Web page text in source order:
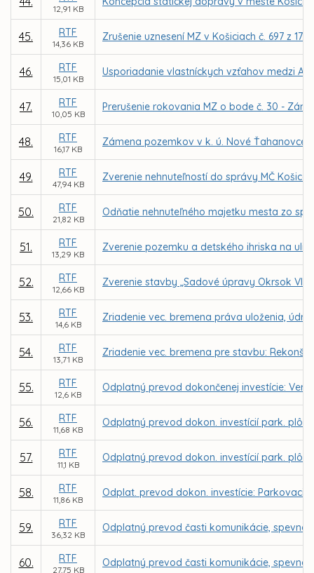
12,91 KB
45. RTF
14,36 KB
Zrušenie uznesení MZ v Košiciach č. 697 z
46. RTF
15,01 KB
Usporiadanie vlastníckych vzťahov medzi
47. RTF
10,05 KB
Prerušenie rokovania MZ o bode č. 30 -
48. RTF
16,17 KB
Zámena pozemkov v k. ú. Nové Ťahanovce
49. RTF
47,94 KB
Zverenie nehnuteľností do správy MČ Košice
50. RTF
21,82 KB
Odňatie nehnuteľného majetku mesta zo
51. RTF
13,29 KB
Zverenie pozemku a detského ihriska na
52. RTF
12,66 KB
Zverenie stavby „Sadové úpravy Okrsok
53. RTF
14,6 KB
Zriadenie vec. bremena práva uloženia,
54. RTF
13,71 KB
Zriadenie vec. bremena pre stavbu:
55. RTF
12,6 KB
Odplatný prevod dokončenej investície:
56. RTF
11,68 KB
Odplatný prevod dokon. investícií park.
57. RTF
11,1 KB
Odplatný prevod dokon. investícií park.
58. RTF
11,86 KB
Odplat. prevod dokon. investície:
59. RTF
36,32 KB
Odplatný prevod časti komunikácie,
60. RTF
27,75 KB
Odplatný prevod časti komunikácie,